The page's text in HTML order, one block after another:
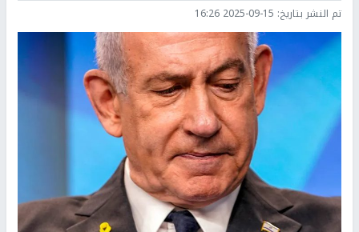
تم النشر بتاريخ: 2025-09-15 16:26